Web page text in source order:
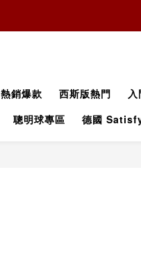
熱銷爆款 西斯版熱門 入
聰明球專區
德國